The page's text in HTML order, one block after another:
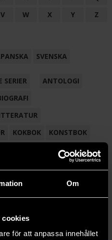
Om
cookies
för att anpassa innehållet
V W X Y
Z
SVENSKA
SERIER
ANTOLOGI
KOKBOK
KONSTBOK
NOVELL
MÅLA TECKNAD SERIE